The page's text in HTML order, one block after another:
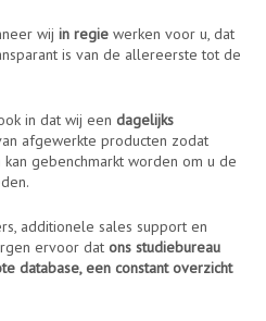
wijin regiewerken voor u, dat
is van de allereerste tot de
in dat wij een dagelijks
afgewerkte producten zodat
gebenchmarkt worden om u de
additionele sales support en
ervoor dat ons studiebureau
database, een constant overzicht